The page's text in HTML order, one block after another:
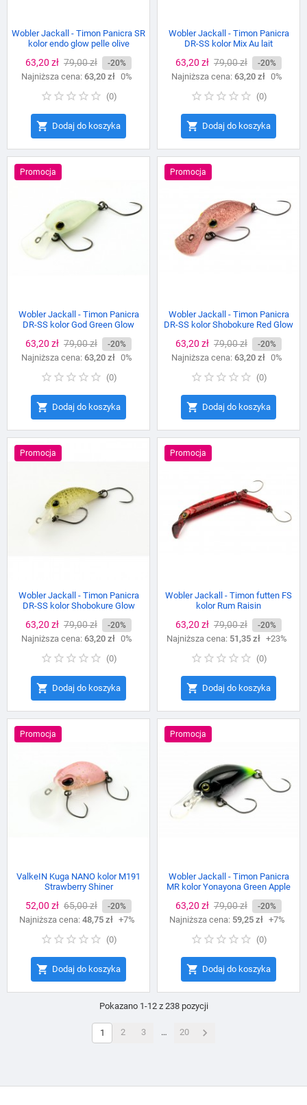
Wobler Jackall - Timon Panicra SR
kolor endo glow pelle olive
Cena
63,20 zł Cena
podstawowa
79,00 zł -20%
Najniższa cena: 63,20 zł 0%
(0)
 Dodaj do koszyka
Wobler Jackall - Timon Panicra
DR-SS kolor Mix Au lait
Cena
63,20 zł Cena
podstawowa
79,00 zł -20%
Najniższa cena: 63,20 zł 0%
(0)
 Dodaj do koszyka
Promocja
Wobler Jackall - Timon Panicra
DR-SS kolor God Green Glow
Cena
63,20 zł Cena
podstawowa
79,00 zł -20%
Najniższa cena: 63,20 zł 0%
(0)
 Dodaj do koszyka
Promocja
Wobler Jackall - Timon Panicra
DR-SS kolor Shobokure Red Glow
Cena
63,20 zł Cena
podstawowa
79,00 zł -20%
Najniższa cena: 63,20 zł 0%
(0)
 Dodaj do koszyka
Promocja
Wobler Jackall - Timon Panicra
DR-SS kolor Shobokure Glow
Cena
63,20 zł Cena
podstawowa
79,00 zł -20%
Najniższa cena: 63,20 zł 0%
(0)
 Dodaj do koszyka
Promocja
Wobler Jackall - Timon futten FS
kolor Rum Raisin
Cena
63,20 zł Cena
podstawowa
79,00 zł -20%
Najniższa cena: 51,35 zł +23%
(0)
 Dodaj do koszyka
Promocja
ValkeIN Kuga NANO kolor M191
Strawberry Shiner
Cena
52,00 zł Cena
podstawowa
65,00 zł -20%
Najniższa cena: 48,75 zł +7%
(0)
 Dodaj do koszyka
Promocja
Wobler Jackall - Timon Panicra
MR kolor Yonayona Green Apple
Cena
63,20 zł Cena
podstawowa
79,00 zł -20%
Najniższa cena: 59,25 zł +7%
(0)
 Dodaj do koszyka
Pokazano 1-12 z 238 pozycji
1 2 3 … 20 